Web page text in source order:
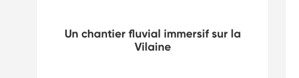
Un chantier fluvial immersif sur la
Vilaine